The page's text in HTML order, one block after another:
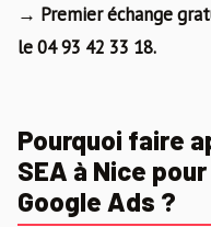
→ Premier échange
le 04 93 42 33 18.
Pourquoi faire
SEA à Nice
Google Ads ?